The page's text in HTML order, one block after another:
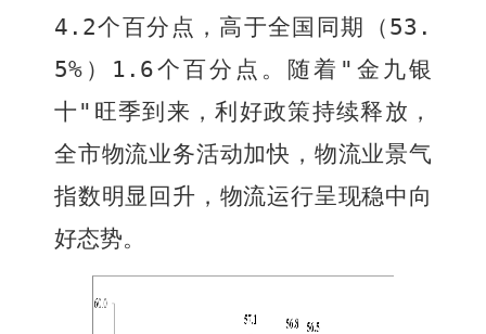
4.2个百分点，高于全国同期（ 53.
5% ） 1.6个百分点。随着"金九银
十"旺季到来，利好政策持续释放，
全市物流业务活动加快，物流业景气
指数明显回升，物流运行呈现稳中向
好态势。